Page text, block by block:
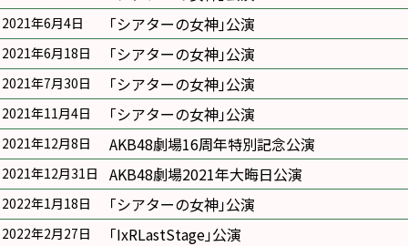
2021年6月4日 ｢シアターの女神｣公演
2021年6月18日 ｢シアターの女神｣公演
2021年7月30日 ｢シアターの女神｣公演
2021年11月4日 ｢シアターの女神｣公演
2021年12月8日 AKB48劇場16周年特別記念公演
2021年12月31日 AKB48劇場2021年大晦日公演
2022年1月18日 ｢シアターの女神｣公演
2022年2月27日 ｢IxRLastStage｣公演